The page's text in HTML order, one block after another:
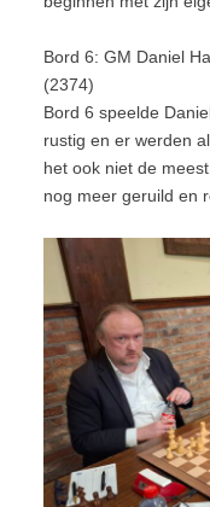
Bord 6: GM Daniel
(2374)
Bord 6 speelde
rustig en er werden
het ook niet de
nog meer geruild en